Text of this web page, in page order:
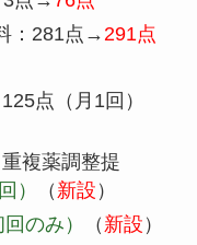
：281点→ 291点
点（月1回）
重複薬調整提
） （ 新設 ）
のみ）
（ 新設 ）